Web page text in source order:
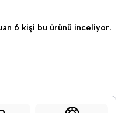
6 kişi bu ürünü inceliyor.